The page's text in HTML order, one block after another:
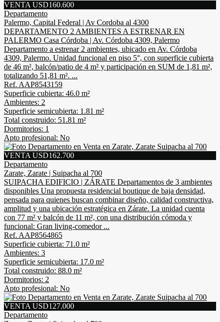
VENTA USD160.600
Departamento
Palermo, Capital Federal | Av Cordoba al 4300
DEPARTAMENTO 2 AMBIENTES A ESTRENAR EN
PALERMO Casa Córdoba | Av. Córdoba 4309, Palermo
Departamento a estrenar 2 ambientes, ubicado en Av. Córdoba
4309, Palermo. Unidad funcional en piso 5°, con superficie cubierta
de 46 m², balcón/patio de 4 m² y participación en SUM de 1,81 m²,
totalizando 51,81 m². ...
Ref. AAP8543159
Superficie cubierta: 46.0 m²
Ambientes: 2
Superficie semicubierta: 1.81 m²
Total construido: 51.81 m²
Dormitorios: 1
Apto profesional: No
VENTA USD162.700
Departamento
Zarate, Zarate | Suipacha al 700
SUIPACHA EDIFICIO | ZÁRATE Departamentos de 3 ambientes
disponibles Una propuesta residencial boutique de baja densidad,
pensada para quienes buscan combinar diseño, calidad constructiva,
amplitud y una ubicación estratégica en Zárate. La unidad cuenta
con 77 m² y balcón de 11 m², con una distribución cómoda y
funcional: Gran living-comedor ...
Ref. AAP8564865
Superficie cubierta: 71.0 m²
Ambientes: 3
Superficie semicubierta: 17.0 m²
Total construido: 88.0 m²
Dormitorios: 2
Apto profesional: No
VENTA USD127.000
Departamento